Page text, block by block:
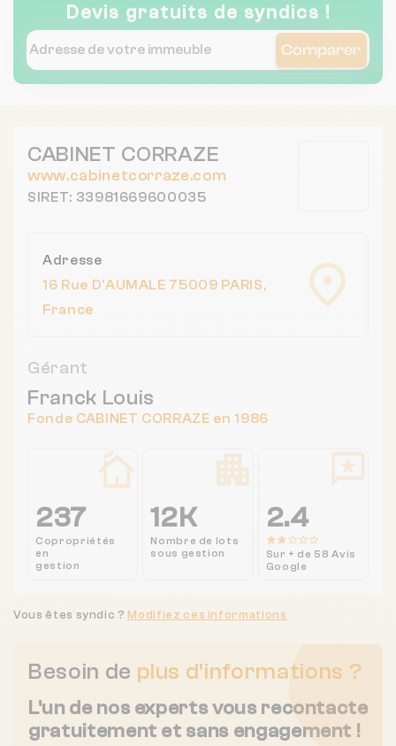
Devis gratuits de syndics !
Comparer
CABINET CORRAZE
www.cabinetcorraze.com
SIRET: 33981669600035
Adresse
16 Rue D'AUMALE 75009 PARIS,
France
Gérant
Franck Louis
Fonde CABINET CORRAZE en 1986
237
Copropriétés
en
gestion
12K
Nombre de lots
sous gestion
2.4
Sur + de 58 Avis
Google
Besoin de plus d'informations ?
L'un de nos experts vous recontacte
gratuitement et sans engagement !
Vous êtes syndic ? Modifiez ces informations